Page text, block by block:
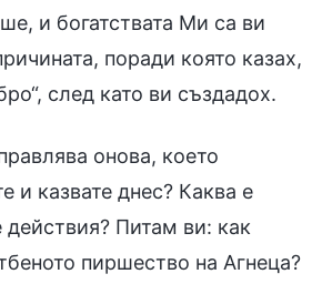
и богатствата Ми са ви
поради която казах,
след като ви създадох.
онова, което
и казвате днес? Каква е
действия? Питам ви: как
пиршество на Агнеца?